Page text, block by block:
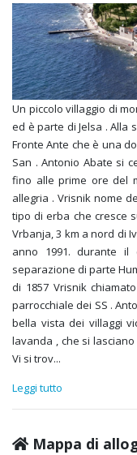
Un piccolo villaggio di
ed è parte di Jelsa . Alla
Fronte Ante che è una
San . Antonio Abate si
fino alle prime ore del
allegria . Vrisnik nome
tipo di erba che cresce
Vrbanja, 3 km a nord di
anno 1991. durante
separazione di parte
di 1857 Vrisnik
parrocchiale dei SS .
bella vista dei villaggi
lavanda , che si
Vi si trov...
Leggi tutto
Mappa di